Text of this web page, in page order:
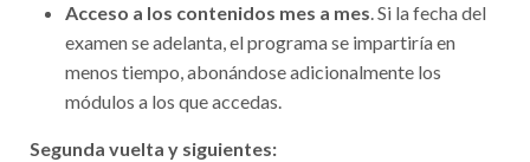
Acceso a los contenidos mes a mes. Si la fecha del
examen se adelanta, el programa se impartiría en
menos tiempo, abonándose adicionalmente los
módulos a los que accedas.
Segunda vuelta y siguientes: